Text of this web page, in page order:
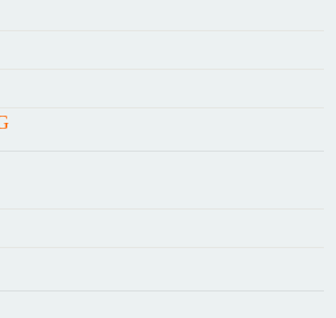
des Veranstalters